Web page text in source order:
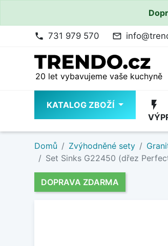
phone 731 979 570 mail_outline
20 let vybavujeme vaše kuchyně
KATALOG ZBOŽÍ flash_on
Domů Zvýhodněné sety
Set Sinks G22450 (dřez
DOPRAVA ZDARMA